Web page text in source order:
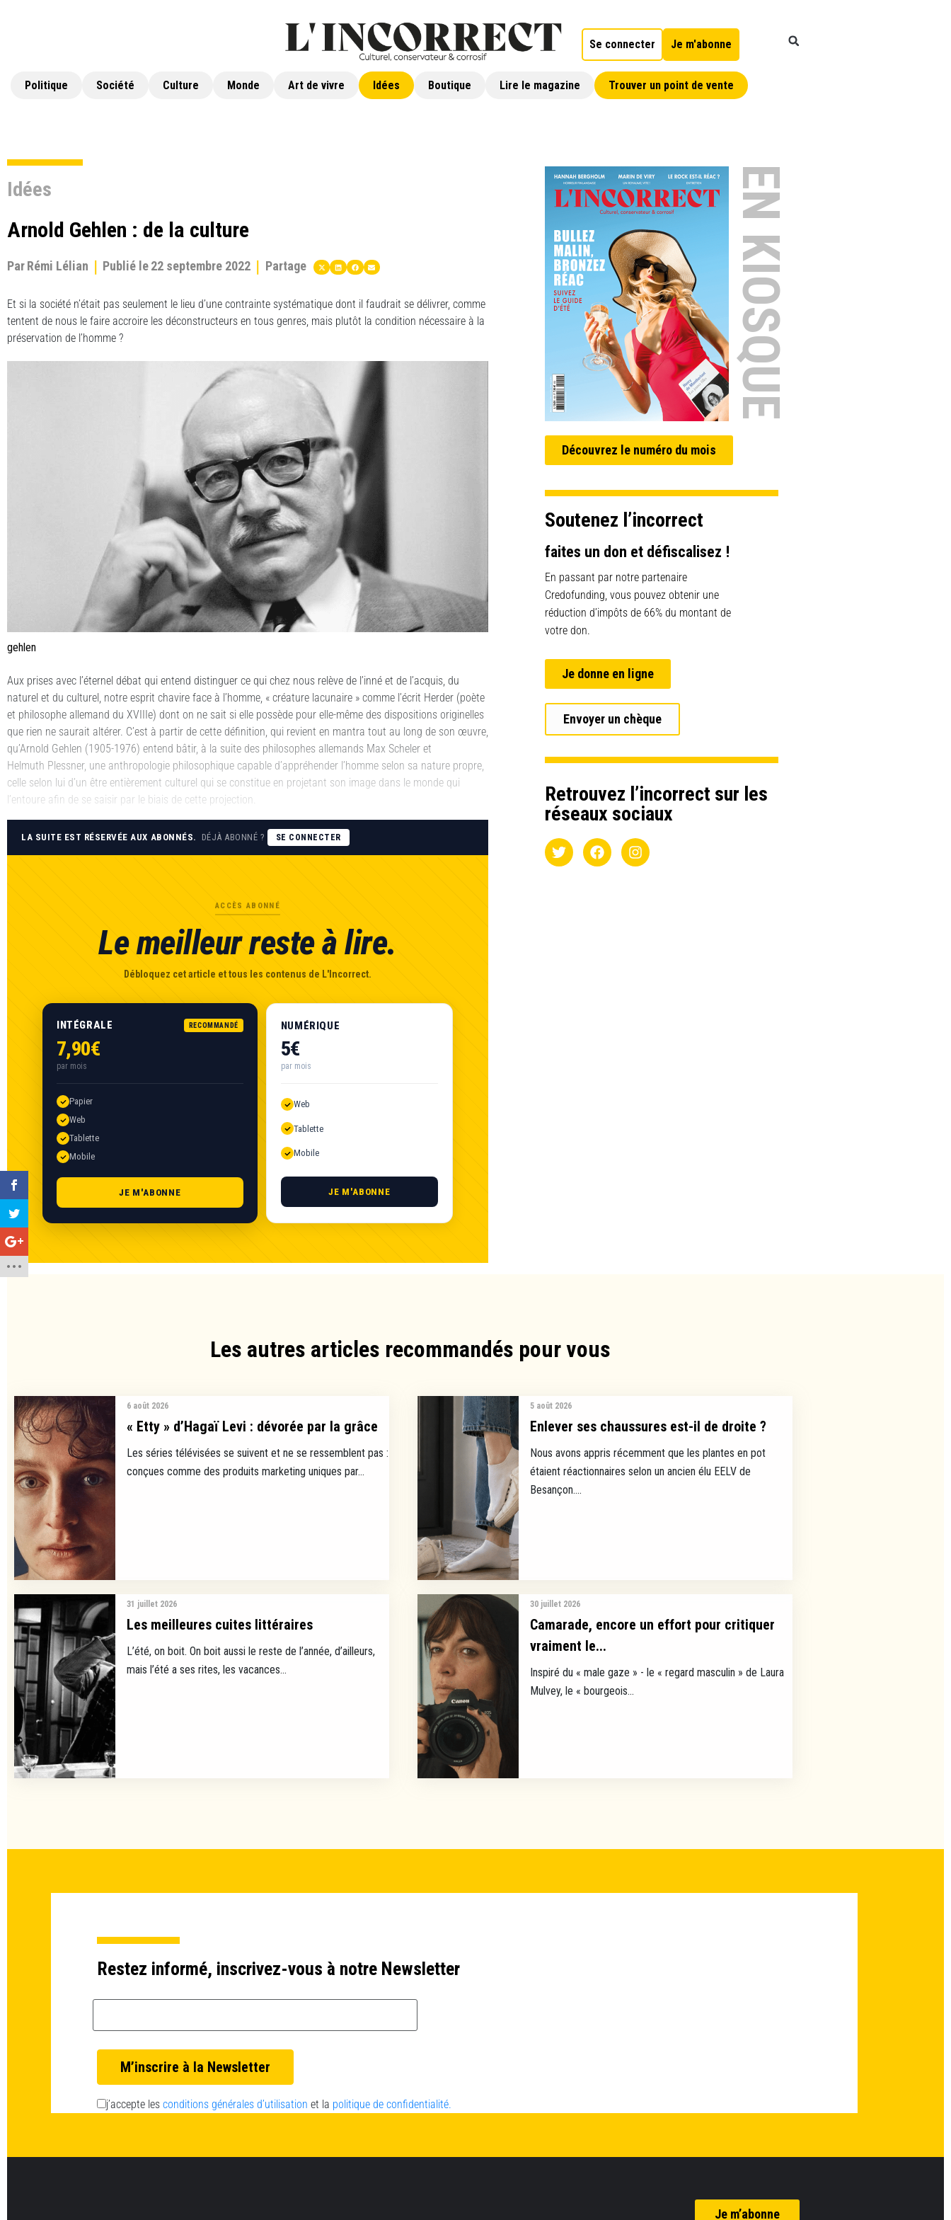
Se connecter Je m'abonne
Politique Société Culture Monde Art de vivre Idées Boutique Lire le magazine Trouver un point de vente
Idées
Arnold Gehlen : de la culture
ParRémi Lélian Publié le22 septembre 2022 Partage
Et si la société n’était pas seulement le lieu d’une contrainte systématique dont il faudrait se délivrer, comme
tentent de nous le faire accroire les déconstructeurs en tous genres, mais plutôt la condition nécessaire à la
préservation de l’homme ?
gehlen
Aux prises avec l’éternel débat qui entend distinguer ce qui chez nous relève de l’inné et de l’acquis, du
naturel et du culturel, notre esprit chavire face à l’homme, « créature lacunaire » comme l’écrit Herder (poète
et philosophe allemand du XVIIIe) dont on ne sait si elle possède pour elle-même des dispositions originelles
que rien ne saurait altérer. C’est à partir de cette définition, qui revient en mantra tout au long de son œuvre,
qu’Arnold Gehlen (1905-1976) entend bâtir, à la suite des philosophes allemands Max Scheler et
Helmuth Plessner, une anthropologie philosophique capable d’appréhender l’homme selon sa nature propre,
celle selon lui d’un être entièrement culturel qui se constitue en projetant son image dans le monde qui
l’entoure afin de se saisir par le biais de cette projection.
LA SUITE EST RÉSERVÉE AUX ABONNÉS. DÉJÀ ABONNÉ ? SE CONNECTER
ACCÈS ABONNÉ
Le meilleur reste à lire.
Débloquez cet article et tous les contenus de L'Incorrect.
INTÉGRALE RECOMMANDÉ
7,90€
par mois
Papier
Web
Tablette
Mobile
JE M'ABONNE
NUMÉRIQUE
5€
par mois
Web
Tablette
Mobile
JE M'ABONNE
EN KIOSQUE
Découvrez le numéro du mois
Soutenez l’incorrect
faites un don et défiscalisez !
En passant par notre partenaire
Credofunding, vous pouvez obtenir une
réduction d’impôts de 66% du montant de
votre don.
Je donne en ligne
Envoyer un chèque
Retrouvez l’incorrect sur les
réseaux sociaux
Les autres articles recommandés pour vous​
6 août 2026
« Etty » d’Hagaï Levi : dévorée par la grâce
Les séries télévisées se suivent et ne se ressemblent pas :
conçues comme des produits marketing uniques par...
5 août 2026
Enlever ses chaussures est-il de droite ?
Nous avons appris récemment que les plantes en pot
étaient réactionnaires selon un ancien élu EELV de
Besançon....
31 juillet 2026
Les meilleures cuites littéraires
L’été, on boit. On boit aussi le reste de l’année, d’ailleurs,
mais l’été a ses rites, les vacances...
30 juillet 2026
Camarade, encore un effort pour critiquer
vraiment le...
Inspiré du « male gaze » - le « regard masculin » de Laura
Mulvey, le « bourgeois...
Restez informé, inscrivez-vous à notre Newsletter
j’accepte les conditions générales d’utilisation et la politique de confidentialité.
Je m’abonne